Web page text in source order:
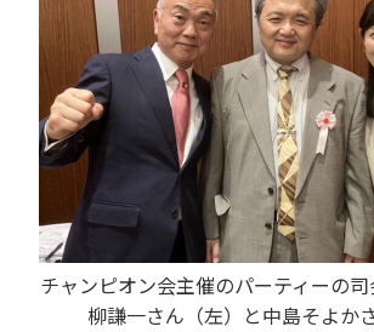
チャンピオン会主催のパーティーの
柳謙一さん（左）と中島そよか